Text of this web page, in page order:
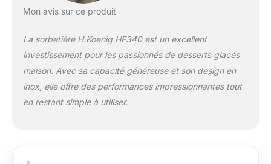
acier inoxydable
d'élégance à votre
cuisine tout en
offrant une durabilité
Mon avis sur ce produit
La sorbetière H.Koenig HF340 est un excellent
investissement pour les passionnés de desserts glacés
maison. Avec sa capacité généreuse et son design en
inox, elle offre des performances impressionnantes tout
en restant simple à utiliser.